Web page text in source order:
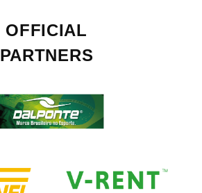
OFFICIAL
PARTNERS